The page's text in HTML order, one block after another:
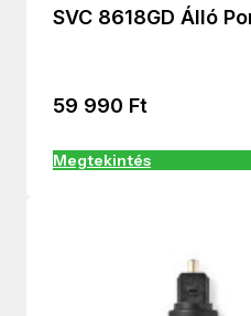
SVC 8618GD Álló
59 990 Ft
Megtekintés